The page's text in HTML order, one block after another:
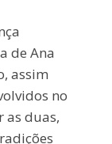
de Ana
assim
no
as duas,